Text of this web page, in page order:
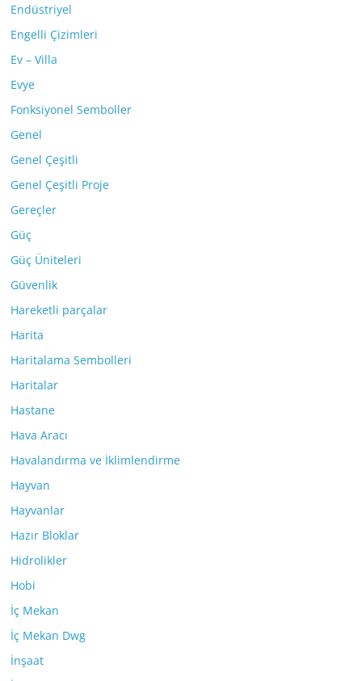
Endüstriyel
Engelli Çizimleri
Ev – Villa
Evye
Fonksiyonel Semboller
Genel
Genel Çeşitli
Genel Çeşitli Proje
Gereçler
Güç
Güç Üniteleri
Güvenlik
Hareketli parçalar
Harita
Haritalama Sembolleri
Haritalar
Hastane
Hava Aracı
Havalandırma ve İklimlendirme
Hayvan
Hayvanlar
Hazır Bloklar
Hidrolikler
Hobi
İç Mekan
İç Mekan Dwg
İnşaat